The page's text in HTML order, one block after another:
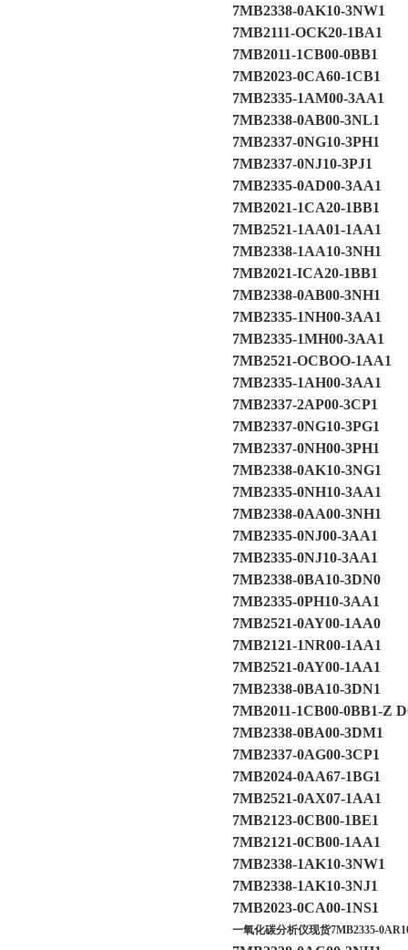
7MB2338-0AK10-3NW1
7MB2111-OCK20-1BA1
7MB2011-1CB00-0BB1
7MB2023-0CA60-1CB1
7MB2335-1AM00-3AA1
7MB2338-0AB00-3NL1
7MB2337-0NG10-3PH1
7MB2337-0NJ10-3PJ1
7MB2335-0AD00-3AA1
7MB2021-1CA20-1BB1
7MB2521-1AA01-1AA1
7MB2338-1AA10-3NH1
7MB2021-ICA20-1BB1
7MB2338-0AB00-3NH1
7MB2335-1NH00-3AA1
7MB2335-1MH00-3AA1
7MB2521-OCBOO-1AA1
7MB2335-1AH00-3AA1
7MB2337-2AP00-3CP1
7MB2337-0NG10-3PG1
7MB2337-0NH00-3PH1
7MB2338-0AK10-3NG1
7MB2335-0NH10-3AA1
7MB2338-0AA00-3NH1
7MB2335-0NJ00-3AA1
7MB2335-0NJ10-3AA1
7MB2338-0BA10-3DN0
7MB2335-0PH10-3AA1
7MB2521-0AY00-1AA0
7MB2121-1NR00-1AA1
7MB2521-0AY00-1AA1
7MB2338-0BA10-3DN1
7MB2011-1CB00-0BB1-Z
7MB2338-0BA00-3DM1
7MB2337-0AG00-3CP1
7MB2024-0AA67-1BG1
7MB2521-0AX07-1AA1
7MB2123-0CB00-1BE1
7MB2121-0CB00-1AA1
7MB2338-1AK10-3NW1
7MB2338-1AK10-3NJ1
7MB2023-0CA00-1NS1
一氧化碳分析仪现货7MB2335-